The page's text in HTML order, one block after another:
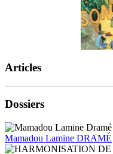
Articles
Dossiers
Mamadou Lamine DRAMÉ